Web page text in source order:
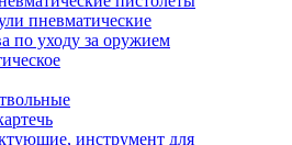
пневматические
по уходу за оружием
инструмент для